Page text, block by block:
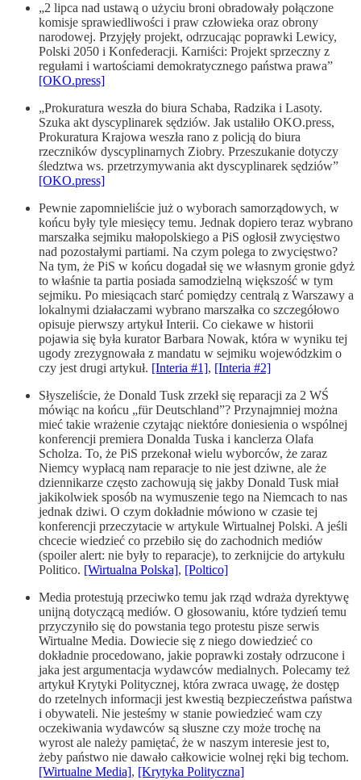
„2 lipca nad ustawą o użyciu broni obradowały połączone
komisje sprawiedliwości i praw człowieka oraz obrony
narodowej. Przyjęły projekt, odrzucając poprawki Lewicy,
Polski 2050 i Konfederacji. Karniści: Projekt sprzeczny z
regułami i wartościami demokratycznego państwa prawa”
[OKO.press]
„Prokuratura weszła do biura Schaba, Radzika i Lasoty.
Szuka akt dyscyplinarek sędziów. Jak ustaliło OKO.press,
Prokuratura Krajowa weszła rano z policją do biura
rzeczników dyscyplinarnych Ziobry. Przeszukanie dotyczy
śledztwa ws. przetrzymywania akt dyscyplinarek sędziów”
[OKO.press]
Pewnie zapomnieliście już o wyborach samorządowych, w
końcu były tyle miesięcy temu. Jednak dopiero teraz wybrano
marszałka sejmiku małopolskiego a PiS ogłosił zwycięstwo
nad pozostałymi partiami. Na czym polega to zwycięstwo?
Na tym, że PiS w końcu dogadał się we własnym gronie gdyż
to właśnie ta partia posiada samodzielną większość w tym
sejmiku. Po miesiącach starć pomiędzy centralą z Warszawy a
lokalnymi działaczami wybrano marszałka co szczegółowo
opisuje pierwszy artykuł Interii. Co ciekawe w historii
pojawia się była kurator Barbara Nowak, która w wyniku tej
ugody zrezygnowała z mandatu w sejmiku wojewódzkim o
czy jest drugi artykuł. [Interia #1], [Interia #2]
Słyszeliście, że Donald Tusk zrzekł się reparacji za 2 WŚ
mówiąc na końcu „für Deutschland”? Przynajmniej można
mieć takie wrażenie czytając niektóre doniesienia o wspólnej
konferencji premiera Donalda Tuska i kanclerza Olafa
Scholza. To, że PiS przekonał wielu wyborców, że zaraz
Niemcy wypłacą nam reparacje to nie jest dziwne, ale że
dziennikarze często zachowują się jakby Donald Tusk miał
jakikolwiek sposób na wymuszenie tego na Niemcach to nas
jednak dziwi. O czym dokładnie mówiono w czasie tej
konferencji przeczytacie w artykule Wirtualnej Polski. A jeśli
chcecie wiedzieć co przebiło się do zachodnich mediów
(spoiler alert: nie były to reparacje), to zerknijcie do artykułu
Politico. [Wirtualna Polska], [Poltico]
Media protestują przeciwko temu jak rząd wdraża dyrektywę
unijną dotyczącą mediów. O głosowaniu, które tydzień temu
przyczyniło się do powstania tego protestu pisze serwis
Wirtualne Media. Dowiecie się z niego dowiedzieć co
dokładnie procedowano, jakie poprawki zostały odrzucone i
jaka jest argumentacja wydawców medialnych. Polecamy też
artykuł Krytyki Politycznej, która zwraca uwagę, że dostęp
do rzetelnych informacji jest kwestią bezpieczeństwa państwa
i obywateli. Nie jesteśmy w stanie powiedzieć wam czy
oczekiwania wydawców są słuszne czy może trochę na
wyrost ale należy pamiętać, że w naszym interesie jest to,
żeby państwo nie dawało całkowicie wolnej ręki big techom.
[Wirtualne Media], [Krytyka Polityczna]